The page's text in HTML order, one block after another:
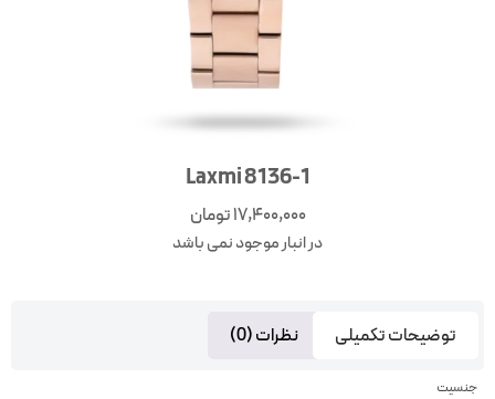
Laxmi 8136-1
17,400,000تومان
در انبار موجود نمی باشد
توضیحات تکمیلی نظرات (0)
جنسیت